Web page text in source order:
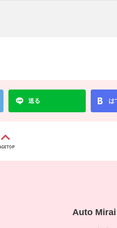
送る は
Auto Mirai